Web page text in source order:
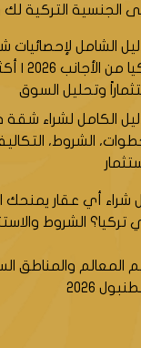
الجنسية التركية لك
الشامل لإحصائيات
تركيا
وتحليل السوق
الشروط،
شراء أي عقار يمنحك
الشروط
المعالم والمناطق
2026